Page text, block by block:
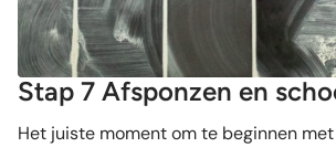
Stap 7 Afsponzen en
Het juiste moment om te beginnen